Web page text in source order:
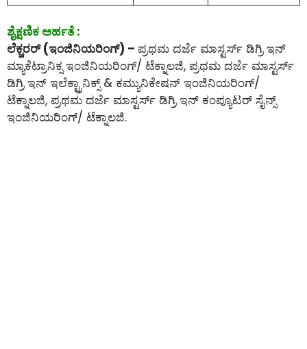
ಶೈಕ್ಷಣಿಕ ಅರ್ಹತೆ :
ಲೆಕ್ಚರರ್ (ಇಂಜಿನಿಯರಿಂಗ್) – ಪ್ರಥಮ ದರ್ಜೆ ಮಾಸ್ಟರ್ಸ್ ಡಿಗ್ರಿ ಇನ್
ಮ್ಯಾಕೆಟ್ರಾನಿಕ್ಸ ಇಂಜಿನಿಯರಿಂಗ್/ ಟೆಕ್ನಾಲಜಿ, ಪ್ರಥಮ ದರ್ಜೆ ಮಾಸ್ಟರ್ಸ್
ಡಿಗ್ರಿ ಇನ್ ಇಲೆಕ್ಟ್ರಾನಿಕ್ಸ್ & ಕಮ್ಯುನಿಕೇಷನ್ ಇಂಜಿನಿಯರಿಂಗ್/
ಟೆಕ್ನಾಲಜಿ, ಪ್ರಥಮ ದರ್ಜೆ ಮಾಸ್ಟರ್ಸ್ ಡಿಗ್ರಿ ಇನ್ ಕಂಪ್ಯೂಟರ್ ಸೈನ್ಸ್
ಇಂಜಿನಿಯರಿಂಗ್/ ಟೆಕ್ನಾಲಜಿ.